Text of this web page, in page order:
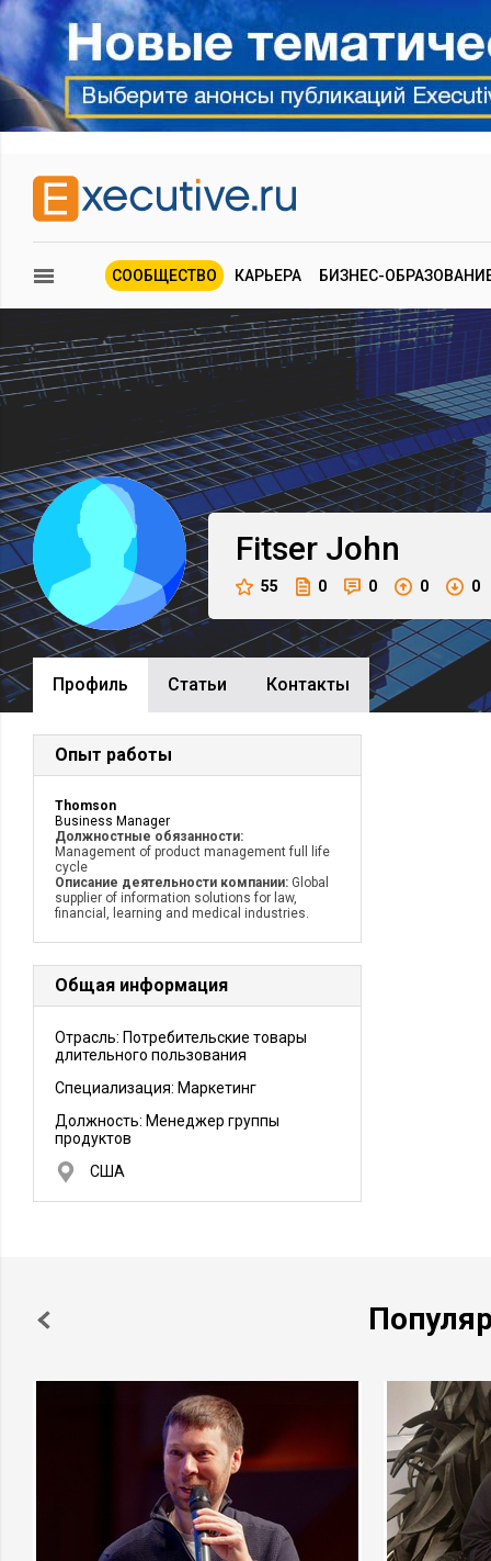
СООБЩЕСТВО КАРЬЕРА БИЗНЕС-
Fitser John
55 0 0 0 0
Профиль Cтатьи Контакты
Опыт работы
Thomson
Business Manager
Должностные обязанности:
Management of product management full life
cycle
Описание деятельности компании: Global
supplier of information solutions for law,
financial, learning and medical industries.
Общая информация
Отрасль: Потребительские товары
длительного пользования
Специализация: Маркетинг
Должность: Менеджер группы
продуктов
США